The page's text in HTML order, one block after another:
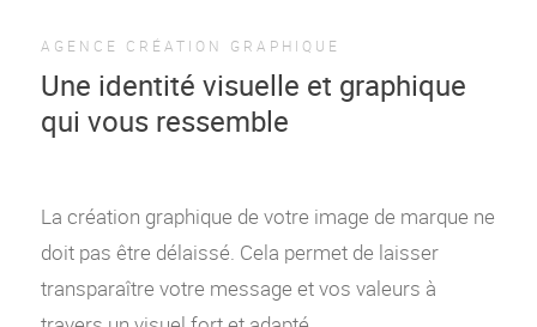
AGENCE CRÉATION GRAPHIQUE
Une identité visuelle et graphique
qui vous ressemble
La création graphique de votre image de marque ne
doit pas être délaissé. Cela permet de laisser
transparaître votre message et vos valeurs à